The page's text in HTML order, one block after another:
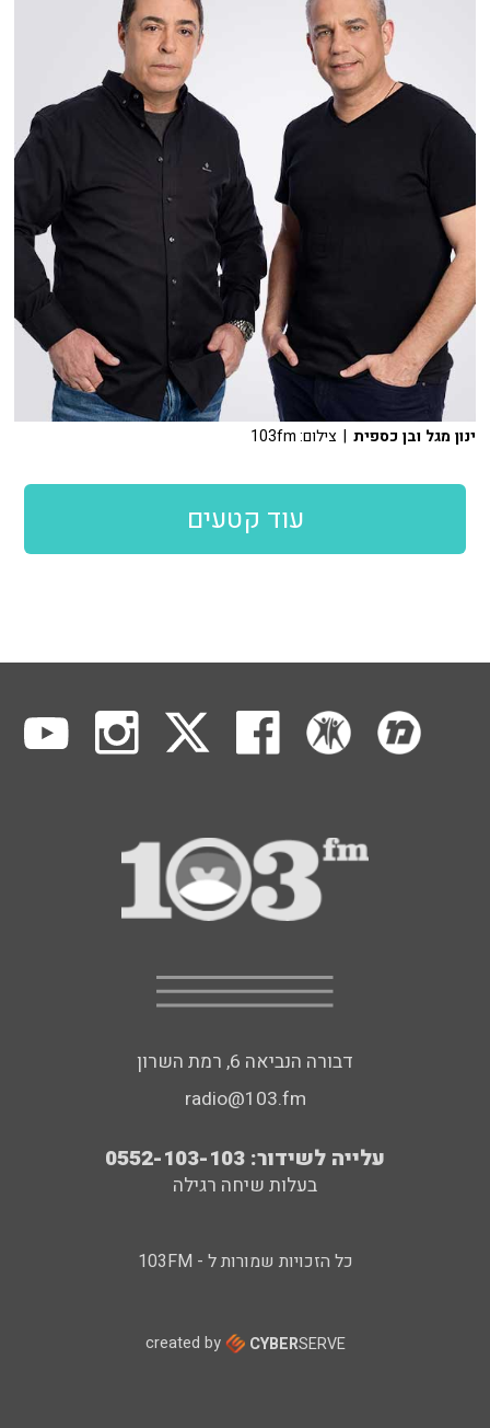
ינון מגל ובן כספית | צילום: 103fm
עוד קטעים
דבורה הנביאה 6, רמת השרון
radio@103.fm
עלייה לשידור: 0552-103-103
בעלות שיחה רגילה
כל הזכויות שמורות ל - 103FM
created by CYBERSERVE